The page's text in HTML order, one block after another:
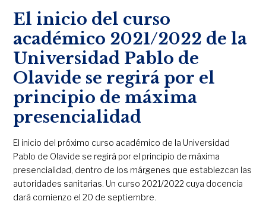
El inicio del curso
académico 2021/2022 de la
Universidad Pablo de
Olavide se regirá por el
principio de máxima
presencialidad
El inicio del próximo curso académico de la Universidad
Pablo de Olavide se regirá por el principio de máxima
presencialidad, dentro de los márgenes que establezcan las
autoridades sanitarias. Un curso 2021/2022 cuya docencia
dará comienzo el 20 de septiembre.